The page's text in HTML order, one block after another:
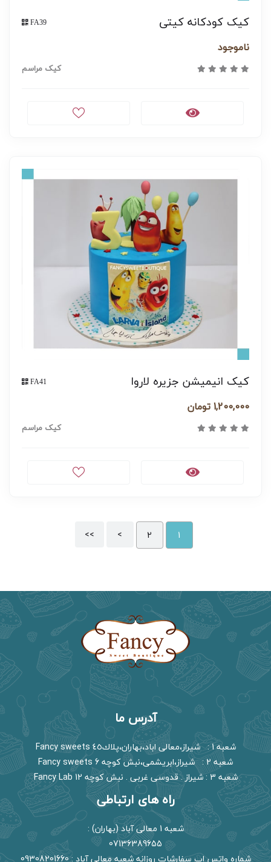
کیک کودکانه کیتی FA39
ناموجود
کیک مراسم
کیک انیمیشن جزیره لاروا FA41
1,200,000 تومان
کیک مراسم
1
2
>
>>
آدرس ما
شعبه 1 : شیراز،معالی اباد،بهاران،پلاك٤٥ Fancy sweets
شعبه 2 : شیراز،ابریشمی،نبش کوچه 6 Fancy sweets
شعبه 3 : شیراز . قدوسی غربی . نبش کوچه 12 Fancy Lab
راه های ارتباطی
شعبه 1 معالی آباد (بهاران) :
07136389655
شماره واتس اپ سفارشات روزانه شعبه معالی آباد : 09308201660